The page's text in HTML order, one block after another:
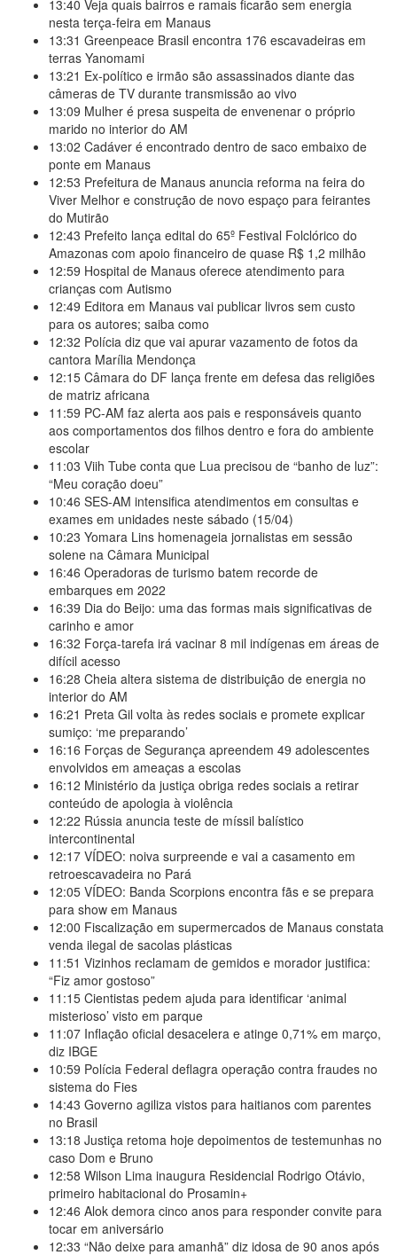
13:40 Veja quais bairros e ramais ficarão sem energia
nesta terça-feira em Manaus
13:31 Greenpeace Brasil encontra 176 escavadeiras em
terras Yanomami
13:21 Ex-político e irmão são assassinados diante das
câmeras de TV durante transmissão ao vivo
13:09 Mulher é presa suspeita de envenenar o próprio
marido no interior do AM
13:02 Cadáver é encontrado dentro de saco embaixo de
ponte em Manaus
12:53 Prefeitura de Manaus anuncia reforma na feira do
Viver Melhor e construção de novo espaço para feirantes
do Mutirão
12:43 Prefeito lança edital do 65º Festival Folclórico do
Amazonas com apoio financeiro de quase R$ 1,2 milhão
12:59 Hospital de Manaus oferece atendimento para
crianças com Autismo
12:49 Editora em Manaus vai publicar livros sem custo
para os autores; saiba como
12:32 Polícia diz que vai apurar vazamento de fotos da
cantora Marília Mendonça
12:15 Câmara do DF lança frente em defesa das religiões
de matriz africana
11:59 PC-AM faz alerta aos pais e responsáveis quanto
aos comportamentos dos filhos dentro e fora do ambiente
escolar
11:03 Viih Tube conta que Lua precisou de “banho de luz”:
“Meu coração doeu”
10:46 SES-AM intensifica atendimentos em consultas e
exames em unidades neste sábado (15/04)
10:23 Yomara Lins homenageia jornalistas em sessão
solene na Câmara Municipal
16:46 Operadoras de turismo batem recorde de
embarques em 2022
16:39 Dia do Beijo: uma das formas mais significativas de
carinho e amor
16:32 Força-tarefa irá vacinar 8 mil indígenas em áreas de
difícil acesso
16:28 Cheia altera sistema de distribuição de energia no
interior do AM
16:21 Preta Gil volta às redes sociais e promete explicar
sumiço: ‘me preparando’
16:16 Forças de Segurança apreendem 49 adolescentes
envolvidos em ameaças a escolas
16:12 Ministério da justiça obriga redes sociais a retirar
conteúdo de apologia à violência
12:22 Rússia anuncia teste de míssil balístico
intercontinental
12:17 VÍDEO: noiva surpreende e vai a casamento em
retroescavadeira no Pará
12:05 VÍDEO: Banda Scorpions encontra fãs e se prepara
para show em Manaus
12:00 Fiscalização em supermercados de Manaus constata
venda ilegal de sacolas plásticas
11:51 Vizinhos reclamam de gemidos e morador justifica:
“Fiz amor gostoso”
11:15 Cientistas pedem ajuda para identificar ‘animal
misterioso’ visto em parque
11:07 Inflação oficial desacelera e atinge 0,71% em março,
diz IBGE
10:59 Polícia Federal deflagra operação contra fraudes no
sistema do Fies
14:43 Governo agiliza vistos para haitianos com parentes
no Brasil
13:18 Justiça retoma hoje depoimentos de testemunhas no
caso Dom e Bruno
12:58 Wilson Lima inaugura Residencial Rodrigo Otávio,
primeiro habitacional do Prosamin+
12:46 Alok demora cinco anos para responder convite para
tocar em aniversário
12:33 “Não deixe para amanhã” diz idosa de 90 anos após